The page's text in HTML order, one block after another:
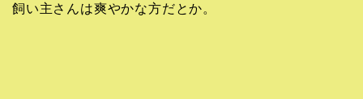
飼い主さんは爽やかな方だとか。